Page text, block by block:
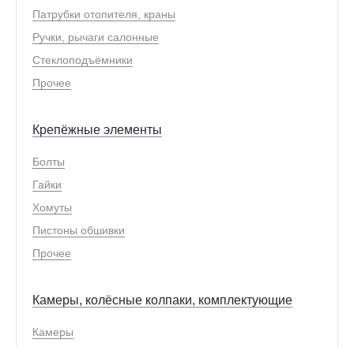
Патрубки отопителя, краны
Ручки, рычаги салонные
Стеклоподъёмники
Прочее
Крепёжные элементы
Болты
Гайки
Хомуты
Пистоны обшивки
Прочее
Камеры, колёсные колпаки, комплектующие
Камеры